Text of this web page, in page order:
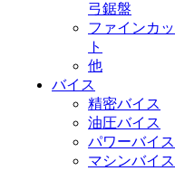
弓鋸盤
ファインカッ
ト
他
バイス
精密バイス
油圧バイス
パワーバイス
マシンバイス